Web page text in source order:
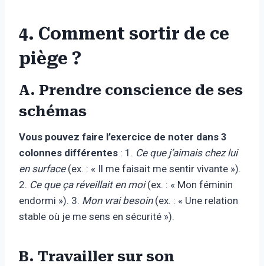
4. Comment sortir de ce
piège ?
A. Prendre conscience de ses
schémas
Vous pouvez faire l’exercice de noter dans 3
colonnes différentes : 1. Ce que j’aimais chez lui
en surface(ex. : « Il me faisait me sentir vivante »).
2. Ce que ça réveillait en moi(ex. : « Mon féminin
endormi »). 3. Mon vrai besoin(ex. : « Une relation
stable où je me sens en sécurité »).
B. Travailler sur son